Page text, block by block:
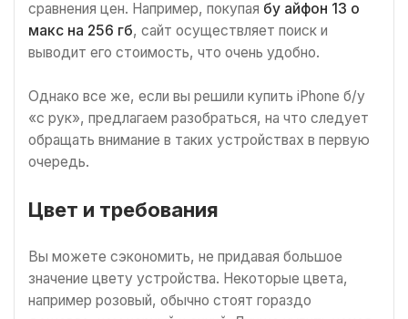
сравнения цен. Например, покупая бу айфон 13 о
макс на 256 гб, сайт осуществляет поиск и
выводит его стоимость, что очень удобно.
Однако все же, если вы решили купить iPhone б/у
«с рук», предлагаем разобраться, на что следует
обращать внимание в таких устройствах в первую
очередь.
Цвет и требования
Вы можете сэкономить, не придавая большое
значение цвету устройства. Некоторые цвета,
например розовый, обычно стоят гораздо